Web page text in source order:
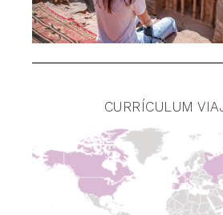
CURRÍCULUM